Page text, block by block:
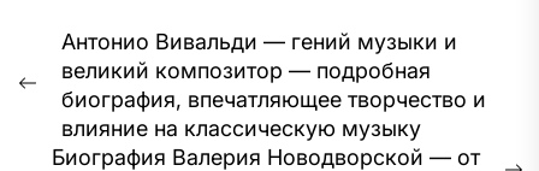
Навигация
по
записям
Предыдущая
запись:
Антонио Вивальди — гений музыки и
великий композитор — подробная
биография, впечатляющее творчество и
влияние на классическую музыку
Биография Валерия Новодворской — от